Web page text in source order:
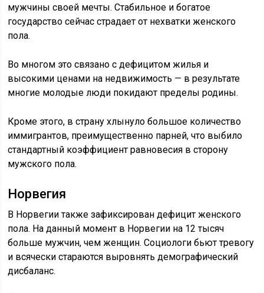
мужчины своей мечты. Стабильное и богатое
государство сейчас страдает от нехватки женского
пола.
Во многом это связано с дефицитом жилья и
высокими ценами на недвижимость — в результате
многие молодые люди покидают пределы родины.
Кроме этого, в страну хлынуло большое количество
иммигрантов, преимущественно парней, что выбило
стандартный коэффициент равновесия в сторону
мужского пола.
Норвегия
В Норвегии также зафиксирован дефицит женского
пола. На данный момент в Норвегии на 12 тысяч
больше мужчин, чем женщин. Социологи бьют тревогу
и всячески стараются выровнять демографический
дисбаланс.